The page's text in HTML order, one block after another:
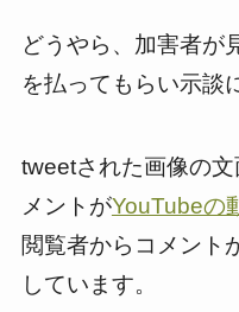
どうやら、加害者が
を払ってもらい示談
tweetされた画像の
メントがYouTubeの
閲覧者からコメント
しています。